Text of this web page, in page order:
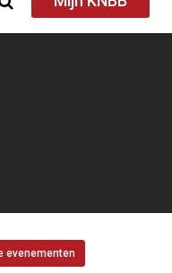
evenementen